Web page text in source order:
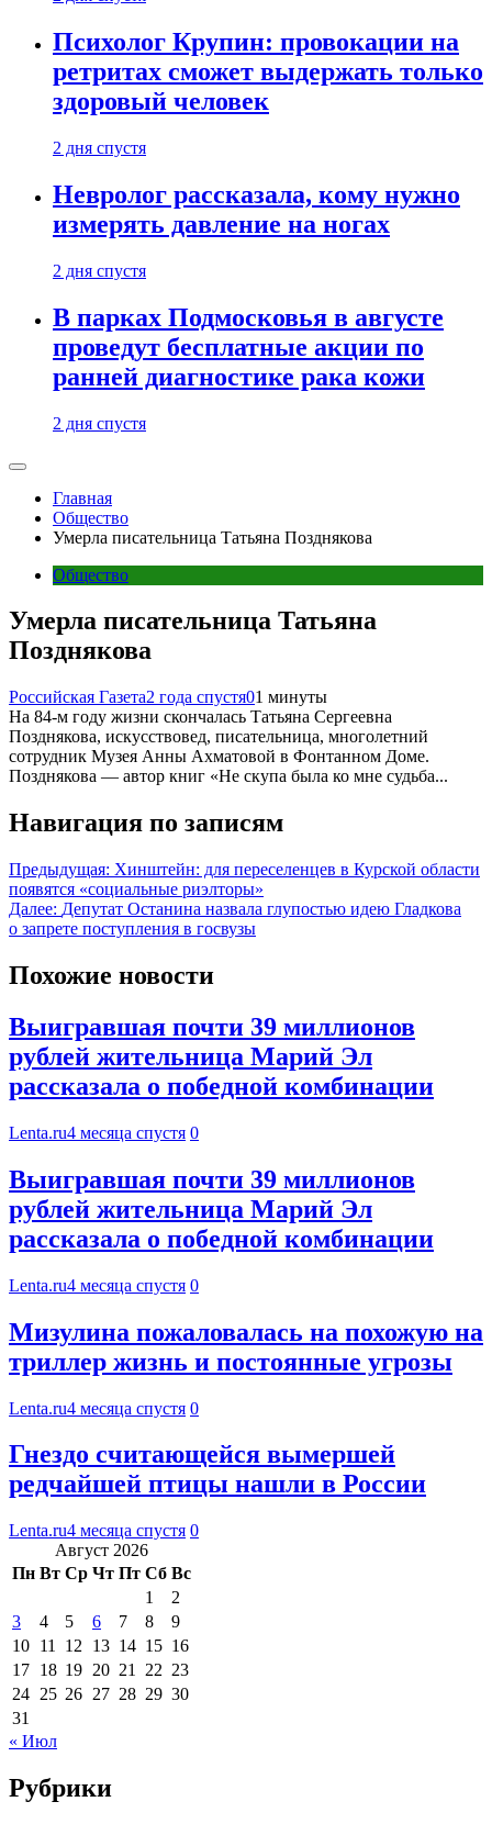
Психолог Крупин: провокации на
ретритах сможет выдержать только
здоровый человек
2 дня спустя
Невролог рассказала, кому нужно
измерять давление на ногах
2 дня спустя
В парках Подмосковья в августе
проведут бесплатные акции по
ранней диагностике рака кожи
2 дня спустя
Главная
Общество
Умерла писательница Татьяна Позднякова
Общество
Умерла писательница Татьяна
Позднякова
Российская Газета2 года спустя01 минуты
На 84-м году жизни скончалась Татьяна Сергеевна
Позднякова, искусствовед, писательница, многолетний
сотрудник Музея Анны Ахматовой в Фонтанном Доме.
Позднякова — автор книг «Не скупа была ко мне судьба...
Навигация по записям
Предыдущая: Хинштейн: для переселенцев в Курской области
появятся «социальные риэлторы»
Далее: Депутат Останина назвала глупостью идею Гладкова
о запрете поступления в госвузы
Похожие новости
Выигравшая почти 39 миллионов
рублей жительница Марий Эл
рассказала о победной комбинации
Lenta.ru4 месяца спустя 0
Выигравшая почти 39 миллионов
рублей жительница Марий Эл
рассказала о победной комбинации
Lenta.ru4 месяца спустя 0
Мизулина пожаловалась на похожую на
триллер жизнь и постоянные угрозы
Lenta.ru4 месяца спустя 0
Гнездо считающейся вымершей
редчайшей птицы нашли в России
Lenta.ru4 месяца спустя 0
Август 2026
Пн Вт Ср Чт Пт Сб Вс
1
2
3
4 5 6 7 8
9
10 11 12 13 14 15 16
17 18 19 20 21 22 23
24 25 26 27 28 29 30
31
« Июл
Рубрики